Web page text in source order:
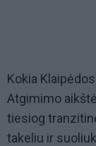
Kokia
Atgimimo
tiesiog
takeliu ir